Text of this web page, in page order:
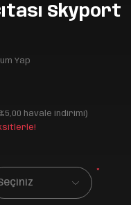
Skyport
Yap
havale indirimi)